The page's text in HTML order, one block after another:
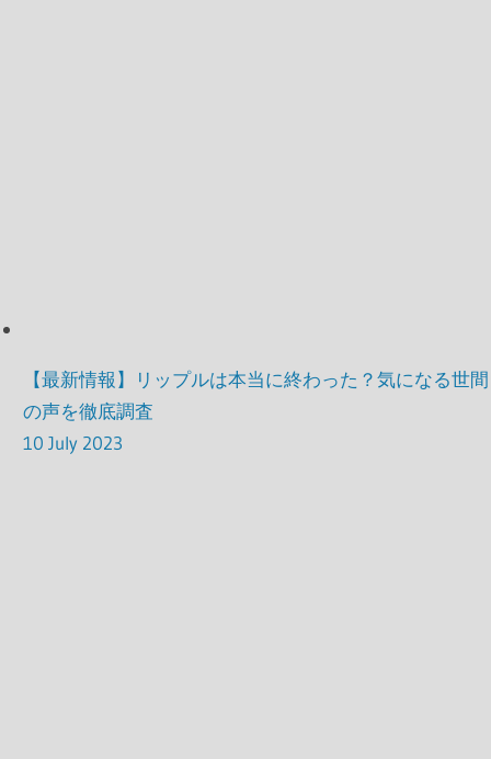
【最新情報】リップルは本当に終わった？気になる世間
の声を徹底調査
10 July 2023